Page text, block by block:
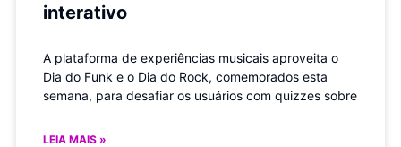
interativo
A plataforma de experiências musicais aproveita o
Dia do Funk e o Dia do Rock, comemorados esta
semana, para desafiar os usuários com quizzes sobre
LEIA MAIS »